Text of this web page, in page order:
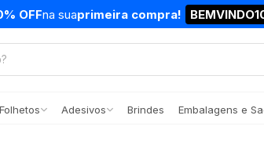
OFFna suaprimeira compra!
Folhetos Adesivos Brindes Embalagens e